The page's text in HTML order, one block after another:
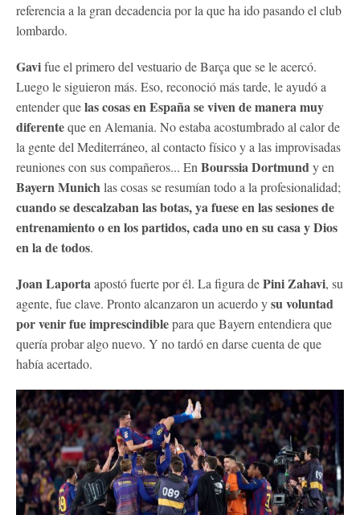
referencia a la gran decadencia por la que ha ido pasando el club
lombardo.
Gavifue el primero del vestuario de Barça que se le acercó.
Luego le siguieron más. Eso, reconoció más tarde, le ayudó a
entender quelas cosas en España se viven de manera muy
diferenteque en Alemania. No estaba acostumbrado al calor de
la gente del Mediterráneo, al contacto físico y a las improvisadas
reuniones con sus compañeros... En Bourssia Dortmundy en
Bayern Munichlas cosas se resumían todo a la profesionalidad;
cuando se descalzaban las botas, ya fuese en las sesiones de
entrenamiento o en los partidos, cada uno en su casa y Dios
en la de todos.
Joan Laportaapostó fuerte por él. La figura dePini Zahavi, su
agente, fue clave. Pronto alcanzaron un acuerdo ysu voluntad
por venir fue imprescindiblepara que Bayern entendiera que
quería probar algo nuevo. Y no tardó en darse cuenta de que
había acertado.